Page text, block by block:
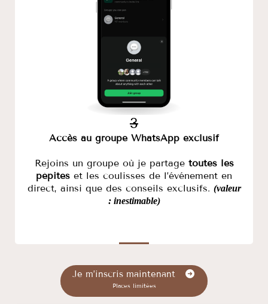
3
Accès au groupe WhatsApp exclusif
Rejoins un groupe où je partage toutes les
pépites et les coulisses de l’événement en
direct, ainsi que des conseils exclusifs. (valeur
: inestimable)
Je m’inscris maintenant
Places limitées